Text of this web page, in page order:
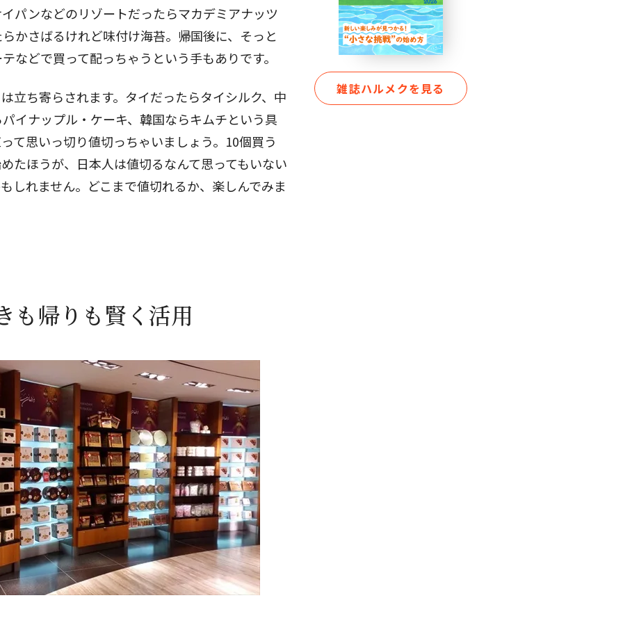
パンなどのリゾートだったらマカデミアナッツ
かさばるけれど味付け海苔。帰国後に、そっと
などで買って配っちゃうという手もありです。
立ち寄らされます。タイだったらタイシルク、中
イナップル・ケーキ、韓国ならキムチという具
て思いっ切り値切っちゃいましょう。10個買う
たほうが、日本人は値切るなんて思ってもいない
しれません。どこまで値切れるか、楽しんでみま
も帰りも賢く活用
雑誌ハルメクを見る
閉じる